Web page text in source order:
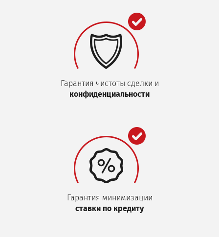
Гарантия чистоты сделки и
конфиденциальности
Гарантия минимизации
ставки по кредиту